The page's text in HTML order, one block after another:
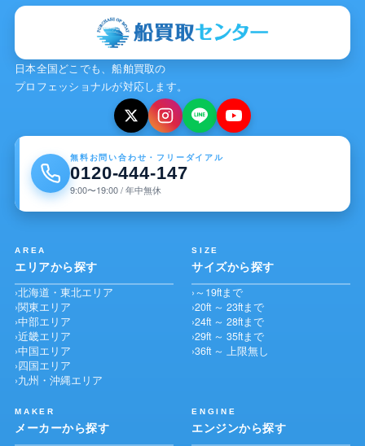
日本全国どこでも、船舶買取の
プロフェッショナルが対応します。
無料お問い合わせ・フリーダイアル
0120-444-147
9:00〜19:00 / 年中無休
AREA
エリアから探す
北海道・東北エリア
関東エリア
中部エリア
近畿エリア
中国エリア
四国エリア
九州・沖縄エリア
SIZE
サイズから探す
～19ftまで
20ft ～ 23ftまで
24ft ～ 28ftまで
29ft ～ 35ftまで
36ft ～ 上限無し
MAKER
メーカーから探す
ENGINE
エンジンから探す